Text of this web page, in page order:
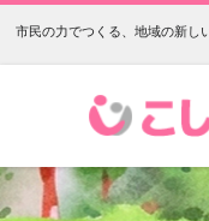
市民の力でつくる、地域の新し
こしが